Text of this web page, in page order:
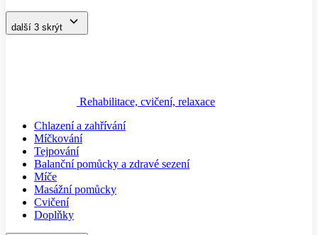
další 3 skrýt
Rehabilitace, cvičení, relaxace
Chlazení a zahřívání
Míčkování
Tejpování
Balanční pomůcky a zdravé sezení
Míče
Masážní pomůcky
Cvičení
Doplňky